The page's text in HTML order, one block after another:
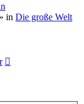
in Die große Welt